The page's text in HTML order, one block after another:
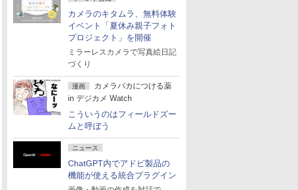
カメラのキタムラ、無料体験
イベント「夏休み親子フォト
プロジェクト」を開催
ミラーレスカメラで写真絵日記
づくり
漫画
カメラバカにつける薬
in デジカメ Watch
こういうのはフィールドズー
ムと呼ぼう
ニュース
ChatGPT内でアドビ製品の
機能が使える統合プラグイン